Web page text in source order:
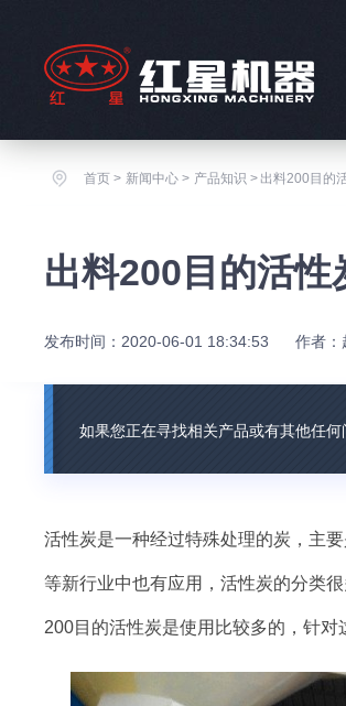
首页 > 新闻中心 > 产品知识 > 出料200目的
出料200目的活
发布时间：2020-06-01 18:34:53 作者：
如果您正在寻找相关产品或有其他任
活性炭是一种经过特殊处理的炭，主
等新行业中也有应用，活性炭的分类
200目的活性炭是使用比较多的，针